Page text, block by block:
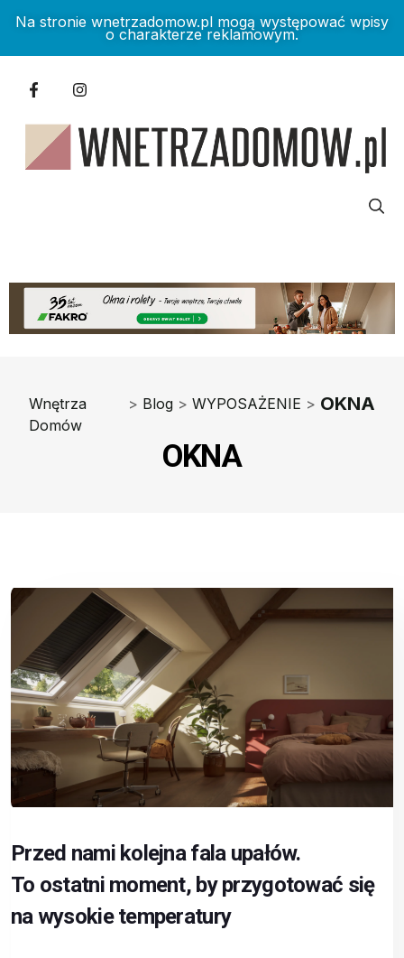
Na stronie wnetrzadomow.pl mogą występować wpisy
o charakterze reklamowym.
Wnętrza
Domów
> Blog > WYPOSAŻENIE > OKNA
OKNA
Przed nami kolejna fala upałów.
To ostatni moment, by przygotować się
na wysokie temperatury